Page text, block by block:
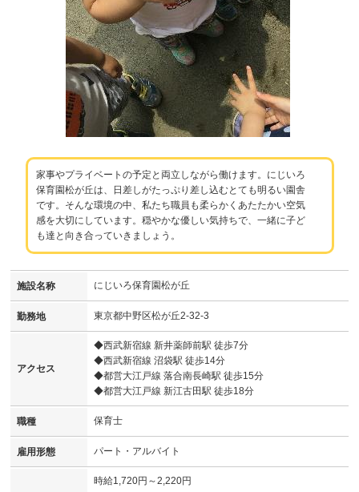
家事やプライベートの予定と両立しながら働けます。にじいろ
保育園松が丘は、日差しがたっぷり差し込むとても明るい園舎
です。そんな環境の中、私たち職員も柔らかくあたたかい空気
感を大切にしています。穏やかな優しい気持ちで、一緒に子ど
も達と向き合っていきましょう。
施設名称 にじいろ保育園松が丘
勤務地 東京都中野区松が丘2-32-3
アクセス
◆西武新宿線 新井薬師前駅 徒歩7分
◆西武新宿線 沼袋駅 徒歩14分
◆都営大江戸線 落合南長崎駅 徒歩15分
◆都営大江戸線 新江古田駅 徒歩18分
職種 保育士
雇用形態 パート・アルバイト
時給1,720円～2,220円